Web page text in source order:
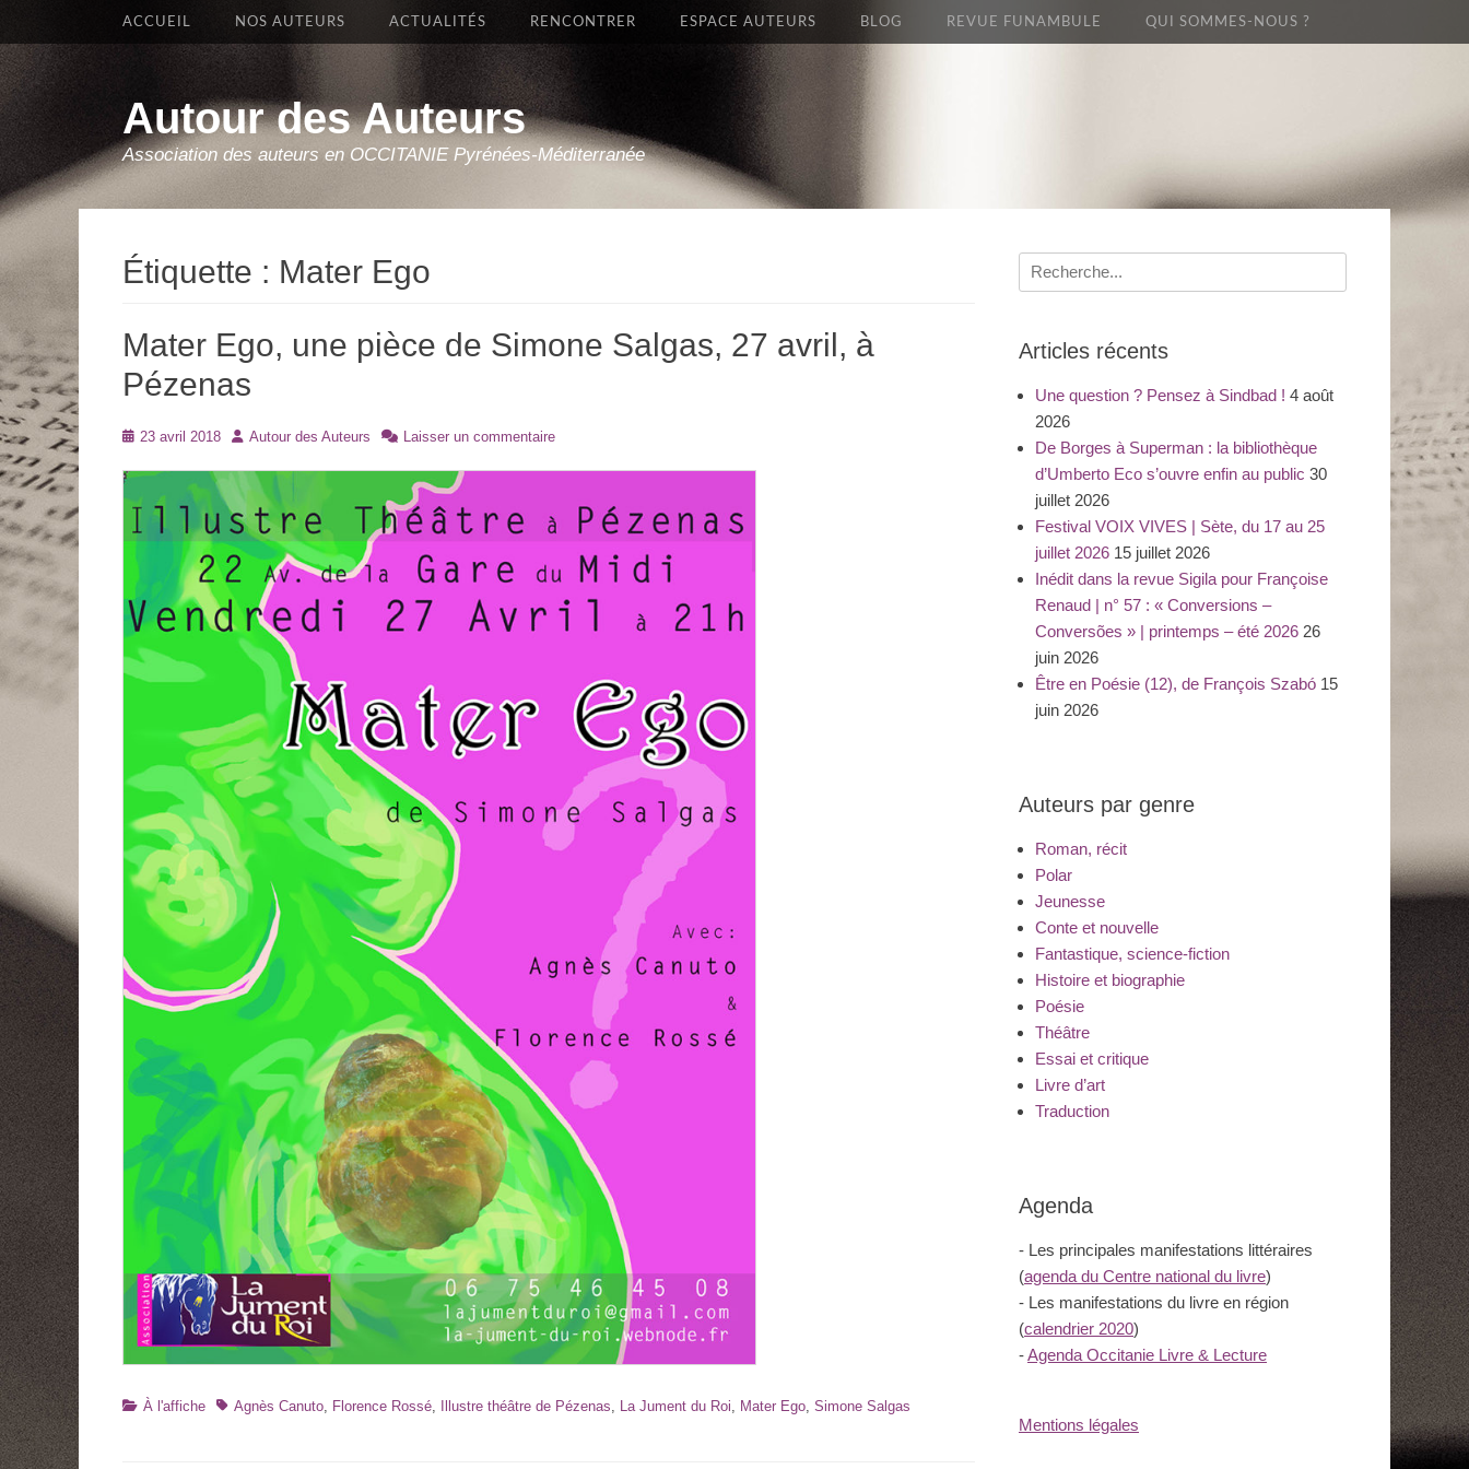
Autour des Auteurs
Association des auteurs en OCCITANIE Pyrénées-Méditerranée
Premier Menu
Aller
ACCUEIL NOS AUTEURS ACTUALITÉS RENCONTRER ESPACE AUTEURS BLOG REVUE FUNAMBULE QUI SOMMES-NOUS ?
Étiquette : Mater Ego
Mater Ego, une pièce de Simone Salgas, 27 avril, à
Pézenas
Posté23 avril 2018 Auteur
Autour des Auteurs Laisser un commentaire
Catégories
À l'affiche TagsAgnès Canuto, Florence Rossé, Illustre théâtre de Pézenas, La Jument du Roi, Mater Ego, Simone Salgas
Recherche
pour
Articles récents
Une question ? Pensez à Sindbad ! 4 août
2026
De Borges à Superman : la bibliothèque
d’Umberto Eco s’ouvre enfin au public 30
juillet 2026
Festival VOIX VIVES | Sète, du 17 au 25
juillet 2026 15 juillet 2026
Inédit dans la revue Sigila pour Françoise
Renaud | n° 57 : « Conversions –
Conversões » | printemps – été 2026 26
juin 2026
Être en Poésie (12), de François Szabó 15
juin 2026
Auteurs par genre
Roman, récit
Polar
Jeunesse
Conte et nouvelle
Fantastique, science-fiction
Histoire et biographie
Poésie
Théâtre
Essai et critique
Livre d’art
Traduction
Agenda
- Les principales manifestations littéraires
(agenda du Centre national du livre)
- Les manifestations du livre en région
(calendrier 2020)
-Agenda Occitanie Livre & Lecture
Mentions légales